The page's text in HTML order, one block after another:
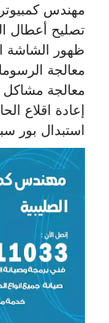
مهندس
تصليح أعطال
ظهور الشاشة
معالجة
معالجة مشاكل
إعادة اقلاع
استبدال بور